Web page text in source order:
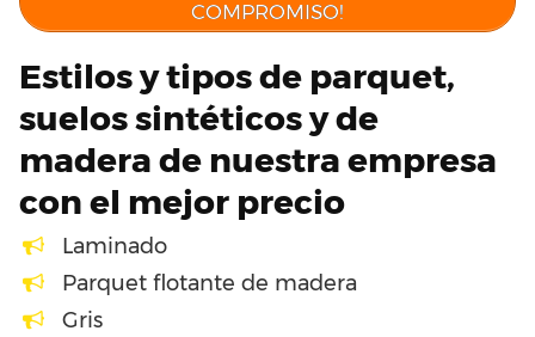
COMPROMISO!
Estilos y tipos de parquet,
suelos sintéticos y de
madera de nuestra empresa
con el mejor precio
Laminado
Parquet flotante de madera
Gris